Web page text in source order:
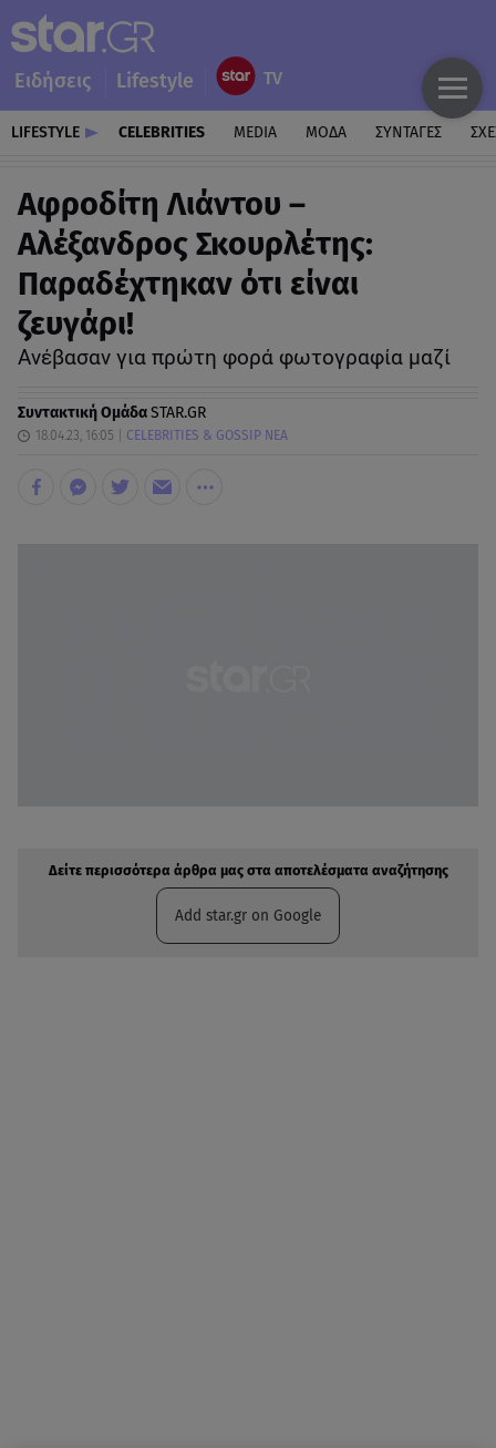
Ειδήσεις Lifestyle
LIFESTYLE CELEBRITIES MEDIA ΜΟΔΑ ΣΥΝΤΑΓΕΣ
Αφροδίτη Λιάντου –
Αλέξανδρος Σκουρλέτης:
Παραδέχτηκαν ότι είναι
ζευγάρι!
Ανέβασαν για πρώτη φορά φωτογραφία μαζί
Συντακτική ΟμάδαSTAR.GR
18.04.23, 16:05 CELEBRITIES & GOSSIP ΝΕΑ
Δείτε περισσότερα άρθρα μας στα αποτελέσματα αναζήτησης
Add star.gr on Google